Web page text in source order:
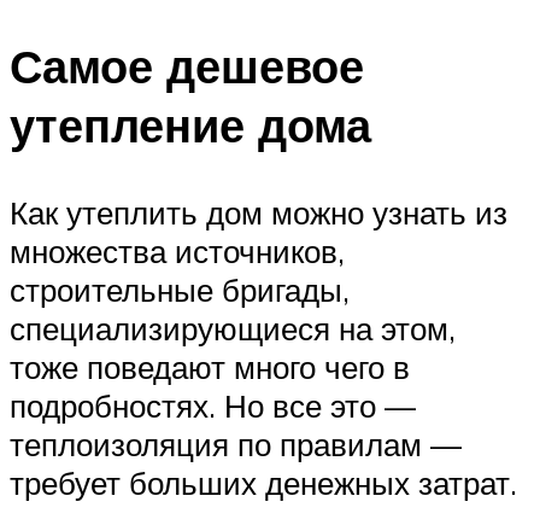
Самое дешевое
утепление дома
Как утеплить дом можно узнать из
множества источников,
строительные бригады,
специализирующиеся на этом,
тоже поведают много чего в
подробностях. Но все это —
теплоизоляция по правилам —
требует больших денежных затрат.